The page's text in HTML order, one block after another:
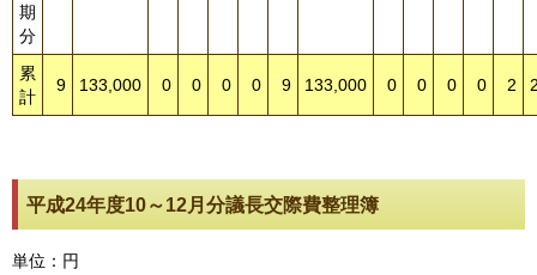
期
分
累
計
9 133,000 0 0 0 0 9 133,000 0 0 0 0 2
平成24年度10～12月分議長交際費整理簿
単位：円